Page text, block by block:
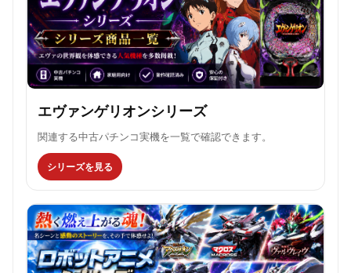
エヴァンゲリオンシリーズ
関連する中古パチンコ実機を一覧で確認できます。
シリーズを見る